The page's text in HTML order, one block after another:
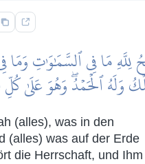
لِلَّهِ مَا فِي ٱلسَّمَٰوَٰتِ وَمَا
وَلَهُ ٱلۡحَمۡدُۖ وَهُوَ عَلَىٰ
(alles), was in den
(alles) was auf der Erde
die Herrschaft, und Ihm